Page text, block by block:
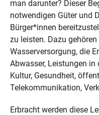
man darunter? Dieser
notwendigen Güter und
Bürger*innen
zu leisten. Dazu
Wasserversorgung, die
Abwasser, Leistungen in
Kultur, Gesundheit,
Telekommunikation,
Erbracht werden diese